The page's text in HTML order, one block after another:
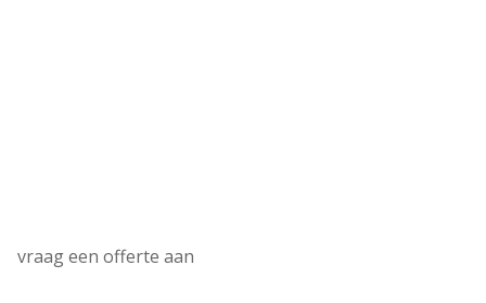
vraag een offerte aan